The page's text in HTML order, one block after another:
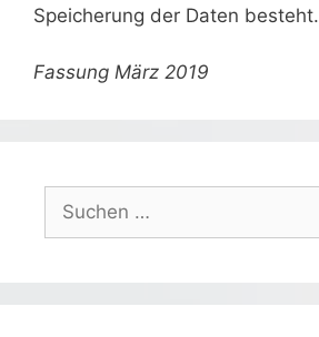
Speicherung der Daten besteht.
Fassung März 2019
nach: